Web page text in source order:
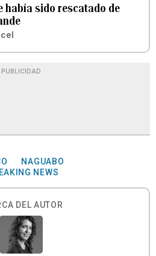
había sido rescatado de
PUBLICIDAD
NAGUABO
NEWS
DEL AUTOR